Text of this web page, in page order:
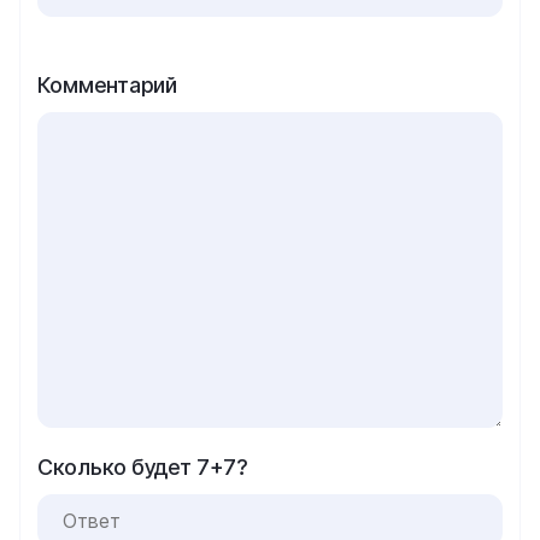
Комментарий
Сколько будет 7+7?